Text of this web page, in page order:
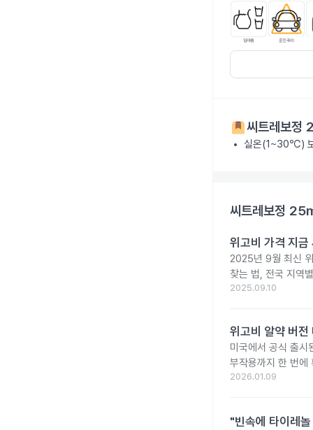
씨트레보정
실온(1~30℃)
씨트레보정
위고비 가격 지금
2025년 9월 최신
찾는 법, 전국 지역
2025.09.10
위고비 알약 버전
미국에서 공식 출
부작용까지 한 번에
2026.01.09
"빈속에 타이레